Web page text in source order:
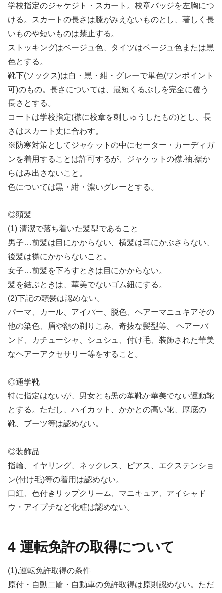
学校指定のジャケジト・スカート。校章バッジを左胸につ
ける。スカートの長さは膝がみえないものとし、著しく長
いものや短いものは禁止する。
ストッキングはベージュ色、タイツはベージュ色または黒
色とする。
靴下(ソックス)は白・黒・紺・グレーで単色(ワンポイント
可)のもの。長さについては、最短くるぶしを完全に覆う
長さとする。
コートは学校指定(襟に校章を刺しゅうしたもの)とし、長
さはスカート丈に合わす。
※防寒対策としてジャケットの中にセーター・カーディガ
ンを着用することは許可するが、ジャケットの襟.袖.裾か
らはみ出さないこと。
色については黒・紺・濃いグレーとする。
◎頭髪
(1) 清潔で落ち着いた髪型であること
男子…前髪は目にかからない、横髪は耳にかぶさらない、
後髪は襟にかからないこと。
女子…前髪を下ろすときは目にかからない。
髪を結ぶときは、華美でないゴム紐にする。
(2)下記の頭髪は認めない。
パーマ、カール、アイパー、脱色、ヘアーマニュキアその
他の染色、眉や額の剃りこみ、奇抜な髪型等、 ヘアーバ
ンド、カチューシャ、シュシュ、付け毛、装飾された華美
なヘアーアクセサリー等をすること。
◎通学靴
特に指定はないが、男女とも黒の革靴か華美でない運動靴
とする。ただし、ハイカット、かかとの高い靴、厚底の
靴、ブーツ等は認めない。
◎装飾品
指輪、イヤリング、ネックレス、ピアス、エクステンショ
ン(付け毛)等の着用は認めない。
口紅、色付きリップクリーム、マニキュア、アイシャド
ウ・アイプチなど化粧は認めない。
4 運転免許の取得について
(1),運転免許取得の条件
原付・自動二輪・自動車の免許取得は原則認めない。ただ